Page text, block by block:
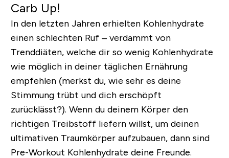
Carb Up!
In den letzten Jahren erhielten Kohlenhydrate
einen schlechten Ruf – verdammt von
Trenddiäten, welche dir so wenig Kohlenhydrate
wie möglich in deiner täglichen Ernährung
empfehlen (merkst du, wie sehr es deine
Stimmung trübt und dich erschöpft
zurücklässt?). Wenn du deinem Körper den
richtigen Treibstoff liefern willst, um deinen
ultimativen Traumkörper aufzubauen, dann sind
Pre-Workout Kohlenhydrate deine Freunde.